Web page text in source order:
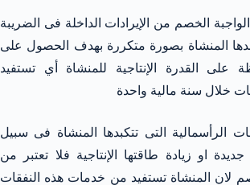
الخصم من الإيرادات الداخلة فى الضريبة
المنشاة بصورة متكررة بهدف الحصول على
على القدرة الإنتاجية للمنشاة أي تستفيد
خلال سنة مالية واحدة
الرأسمالية التى تتكبدها المنشاة فى سبيل
او زيادة طاقتها الإنتاجية فلا تعتبر من
لان المنشاة تستفيد من خدمات هذه النفقات